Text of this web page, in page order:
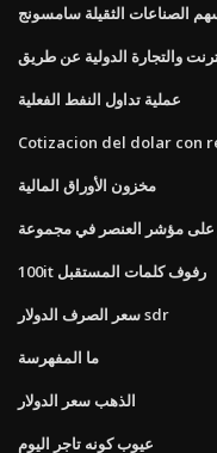
الصناعات الثقيلة سامسونج
عملية تداول النفط الفعلية
Cotizacion del dolar con
مخزون الأوراق المالية
100it رفوف كلمات المستقبل
سعر الصرف الدولار sdr
ما المفهرسة
الذهب سعر الدولار
عيوب كونه تاجر اليوم